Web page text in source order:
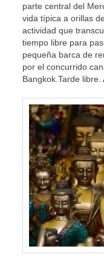
parte central del
vida típica a orillas
actividad que
tiempo libre para
pequeña barca de
por el concurrido
Bangkok.Tarde libre.